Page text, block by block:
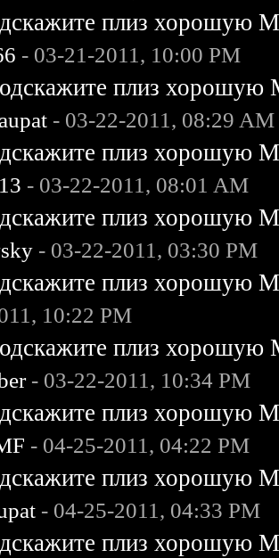
плиз хорошую
- 03-21-2011, 10:00 PM
плиз хорошую
- 03-22-2011, 08:29 AM
плиз хорошую
- 03-22-2011, 08:01 AM
плиз хорошую
- 03-22-2011, 03:30 PM
плиз хорошую
10:22 PM
плиз хорошую
- 03-22-2011, 10:34 PM
плиз хорошую
- 04-25-2011, 04:22 PM
плиз хорошую
- 04-25-2011, 04:33 PM
плиз хорошую